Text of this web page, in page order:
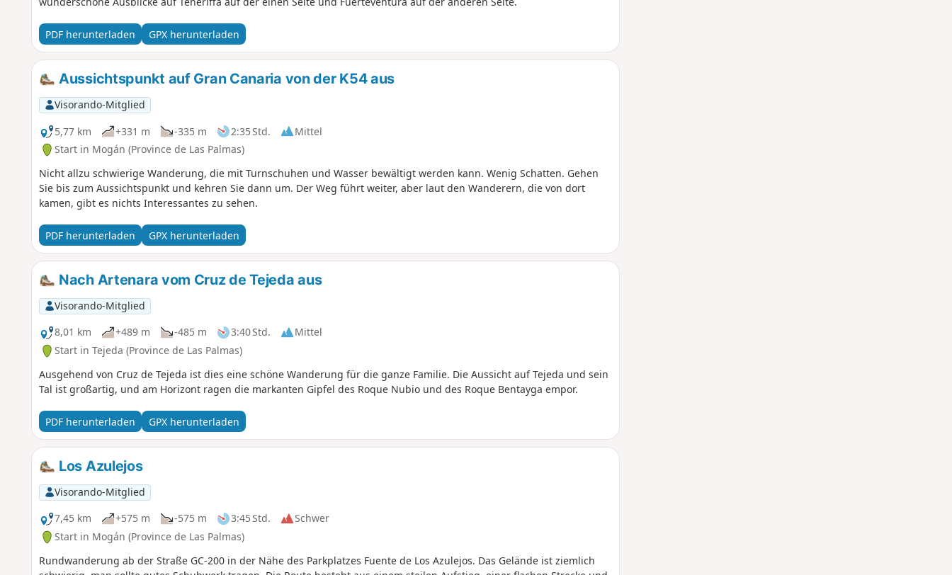
PDF herunterladen GPX herunterladen
Aussichtspunkt auf Gran Canaria von der K54 aus
Visorando-Mitglied
5,77 km
+331 m -335 m 2:35 Std.
Mittel
Start in Mogán (Province de Las Palmas)
Nicht allzu schwierige Wanderung, die mit Turnschuhen und Wasser bewältigt werden kann. Wenig Schatten. Gehen
Sie bis zum Aussichtspunkt und kehren Sie dann um. Der Weg führt weiter, aber laut den Wanderern, die von dort
kamen, gibt es nichts Interessantes zu sehen.
PDF herunterladen GPX herunterladen
Nach Artenara vom Cruz de Tejeda aus
Visorando-Mitglied
8,01 km
+489 m -485 m 3:40 Std.
Mittel
Start in Tejeda (Province de Las Palmas)
Ausgehend von Cruz de Tejeda ist dies eine schöne Wanderung für die ganze Familie. Die Aussicht auf Tejeda und sein
Tal ist großartig, und am Horizont ragen die markanten Gipfel des Roque Nubio und des Roque Bentayga empor.
PDF herunterladen GPX herunterladen
Los Azulejos
Visorando-Mitglied
7,45 km
+575 m -575 m 3:45 Std.
Schwer
Start in Mogán (Province de Las Palmas)
Rundwanderung ab der Straße GC-200 in der Nähe des Parkplatzes Fuente de Los Azulejos. Das Gelände ist ziemlich